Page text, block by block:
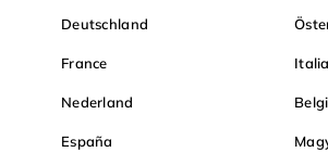
Deutschland
France Italia
Nederland
España